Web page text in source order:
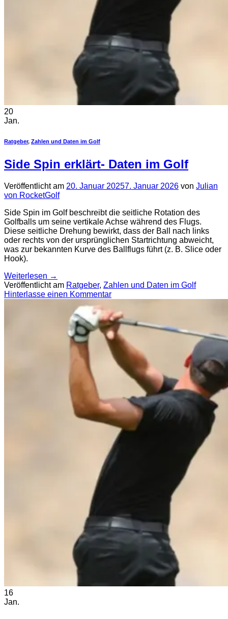
20
Jan.
Ratgeber, Zahlen und Daten im Golf
Side Spin erklärt- Daten im Golf
Veröffentlicht am 20. Januar 20257. Januar 2026 von Julian
von RocketGolf
Side Spin im Golf beschreibt die seitliche Rotation des
Golfballs um seine vertikale Achse während des Flugs.
Diese seitliche Drehung bewirkt, dass der Ball nach links
oder rechts von der ursprünglichen Startrichtung abweicht,
was zur bekannten Kurve des Ballflugs führt (z. B. Slice oder
Hook).
Weiterlesen →
Veröffentlicht am Ratgeber, Zahlen und Daten im Golf
Hinterlasse einen Kommentar
16
Jan.